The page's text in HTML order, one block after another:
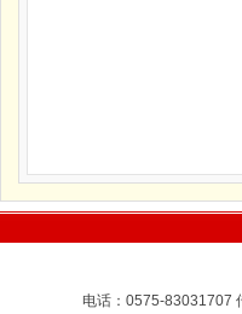
一九
电话：0575-83031707